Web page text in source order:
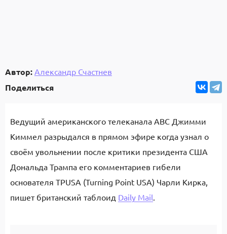
Автор: Александр Счастнев
Поделиться
Ведущий американского телеканала ABC Джимми
Киммел разрыдался в прямом эфире когда узнал о
своём увольнении после критики президента США
Дональда Трампа его комментариев гибели
основателя TPUSA (Turning Point USA) Чарли Кирка,
пишет британский таблоид Daily Mail.